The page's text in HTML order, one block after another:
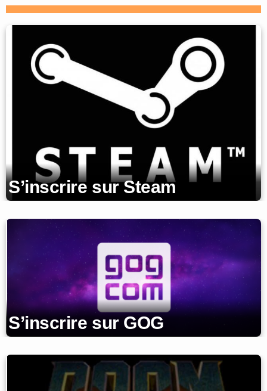
S’inscrire sur Steam
S’inscrire sur GOG